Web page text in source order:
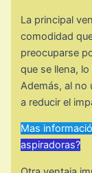
La principal
comodidad
preocuparse
que se llena,
Además, al no
a reducir el
Mas
aspiradoras?